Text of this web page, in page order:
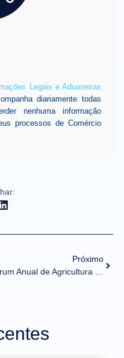
Legais e Aduaneiras
diariamente todas
nenhuma informação
processos de Comércio
Próximo
Fórum Anual de Agricultura dos Estados Unidos prevê aumento das exportações brasileiras